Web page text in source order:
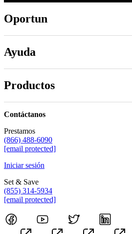
Oportun
Ayuda
Productos
Contáctanos
Prestamos
(866) 488-6090
[email protected]
Iniciar sesión
Set & Save
(855) 314-5934
[email protected]